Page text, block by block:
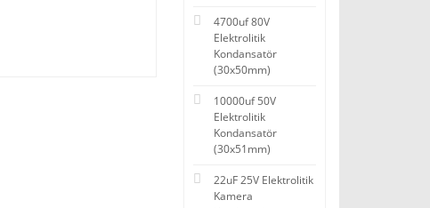
4700uf 80V
Elektrolitik
Kondansatör
(30x50mm)
10000uf 50V
Elektrolitik
Kondansatör
(30x51mm)
22uF 25V Elektrolitik
Kamera